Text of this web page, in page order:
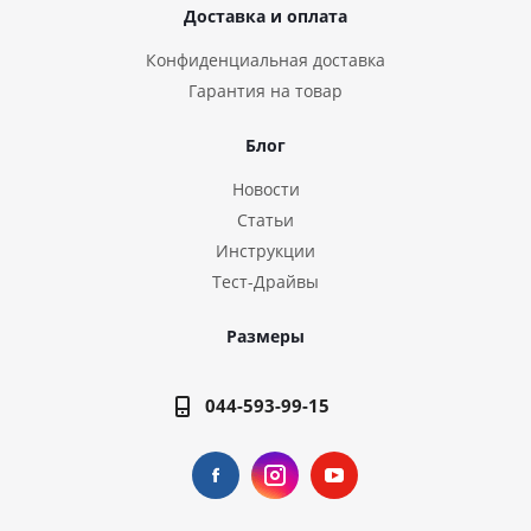
Доставка и оплата
Конфиденциальная доставка
Гарантия на товар
Блог
Новости
Статьи
Инструкции
Тест-Драйвы
Размеры
044-593-99-15